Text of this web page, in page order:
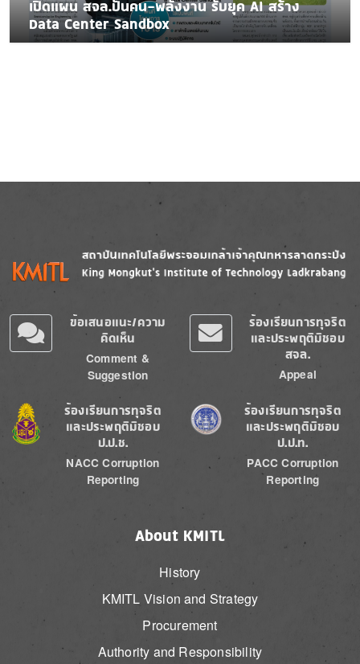
เปิดแผน สจล.ปั้นคน-พลังงาน รับยุค AI สร้าง
Data Center Sandbox
Image
ข้อเสนอแนะ/ความ
คิดเห็น
Comment &
Suggestion
ร้องเรียนการทุจริต
และประพฤติมิชอบ
สจล.
Appeal
Image
ร้องเรียนการทุจริต
และประพฤติมิชอบ
ป.ป.ช.
NACC Corruption
Reporting
Image
ร้องเรียนการทุจริต
และประพฤติมิชอบ
ป.ป.ท.
PACC Corruption
Reporting
About KMITL
History
KMITL Vision and Strategy
Procurement
Authority and Responsibility